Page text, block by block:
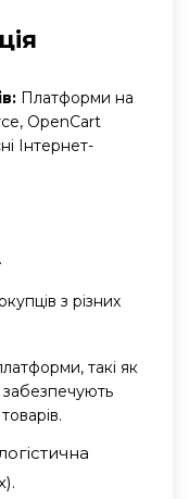
Платформи на
OpenCart
Інтернет-
з різних
такі як